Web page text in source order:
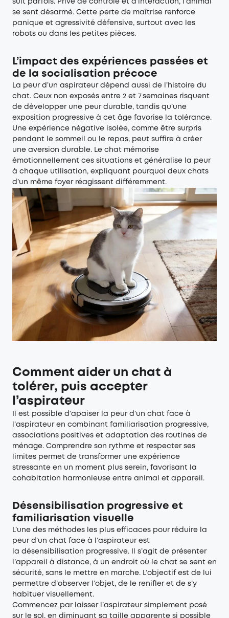
suit parfois. Privé de contrôle et d’interaction, l’animal
se sent désarmé. Cette perte de maîtrise renforce
panique et agressivité défensive, surtout avec les
robots ou dans les petites pièces.
L’impact des expériences passées et
de la socialisation précoce
La peur d’un aspirateur dépend aussi de l’histoire du
chat. Ceux non exposés entre 2 et 7 semaines risquent
de développer une peur durable, tandis qu’une
exposition progressive à cet âge favorise la tolérance.
Une expérience négative isolée, comme être surpris
pendant le sommeil ou le repas, peut suffire à créer
une aversion durable. Le chat mémorise
émotionnellement ces situations et généralise la peur
à chaque utilisation, expliquant pourquoi deux chats
d’un même foyer réagissent différemment.
Comment aider un chat à
tolérer, puis accepter
l’aspirateur
Il est possible d’apaiser la peur d’un chat face à
l’aspirateur en combinant familiarisation progressive,
associations positives et adaptation des routines de
ménage. Comprendre son rythme et respecter ses
limites permet de transformer une expérience
stressante en un moment plus serein, favorisant la
cohabitation harmonieuse entre animal et appareil.
Désensibilisation progressive et
familiarisation visuelle
L’une des méthodes les plus efficaces pour réduire la
peur d’un chat face à l’aspirateur est
la désensibilisation progressive. Il s’agit de présenter
l’appareil à distance, à un endroit où le chat se sent en
sécurité, sans le mettre en marche. L’objectif est de lui
permettre d’observer l’objet, de le renifler et de s’y
habituer visuellement.
Commencez par laisser l’aspirateur simplement posé
sur le sol, en diminuant sa taille apparente si possible